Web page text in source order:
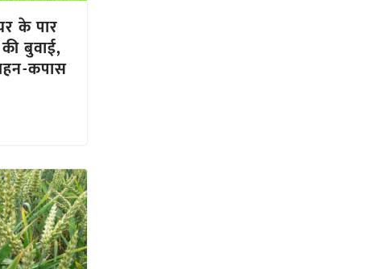
के पार
बुवाई,
कपास